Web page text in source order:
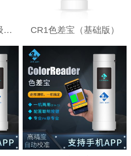
分光色差宝CR9（高级版） CR1色差宝（基础版）